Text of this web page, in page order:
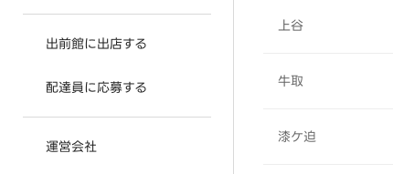
出前館に出店する
配達員に応募する
運営会社
上谷
牛取
漆ケ迫